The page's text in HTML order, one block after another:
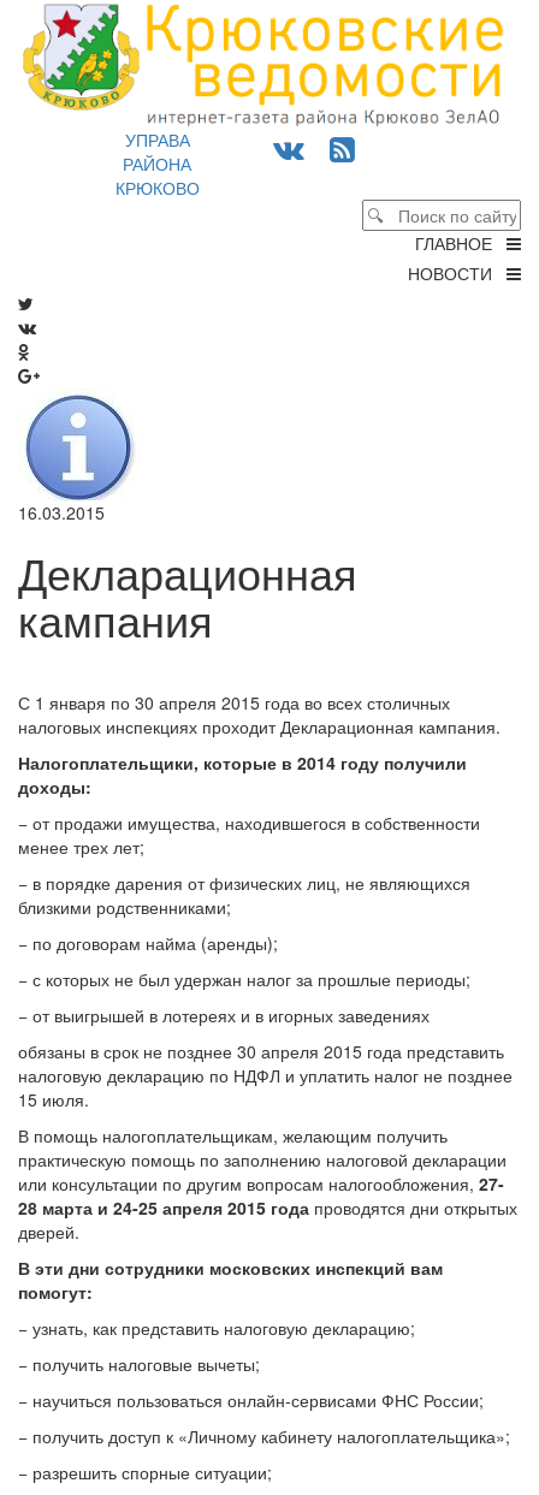
УПРАВА
РАЙОНА
КРЮКОВО
ГЛАВНОЕ
НОВОСТИ
16.03.2015
Декларационная
кампания
С 1 января по 30 апреля 2015 года во всех столичных
налоговых инспекциях проходит Декларационная кампания.
Налогоплательщики, которые в 2014 году получили
доходы:
− от продажи имущества, находившегося в собственности
менее трех лет;
− в порядке дарения от физических лиц, не являющихся
близкими родственниками;
− по договорам найма (аренды);
− с которых не был удержан налог за прошлые периоды;
− от выигрышей в лотереях и в игорных заведениях
обязаны в срок не позднее 30 апреля 2015 года представить
налоговую декларацию по НДФЛ и уплатить налог не позднее
15 июля.
В помощь налогоплательщикам, желающим получить
практическую помощь по заполнению налоговой декларации
или консультации по другим вопросам налогообложения, 27-
28 марта и 24-25 апреля 2015 года проводятся дни открытых
дверей.
В эти дни сотрудники московских инспекций вам
помогут:
− узнать, как представить налоговую декларацию;
− получить налоговые вычеты;
− научиться пользоваться онлайн-сервисами ФНС России;
− получить доступ к «Личному кабинету налогоплательщика»;
− разрешить спорные ситуации;